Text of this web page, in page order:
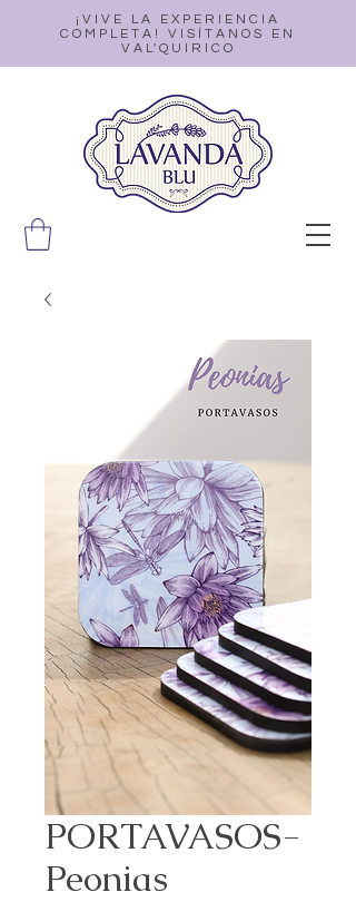
¡VIVE LA EXPERIENCIA
COMPLETA! VISÍTANOS EN
VAL'QUIRICO
PORTAVASOS-
Peonias